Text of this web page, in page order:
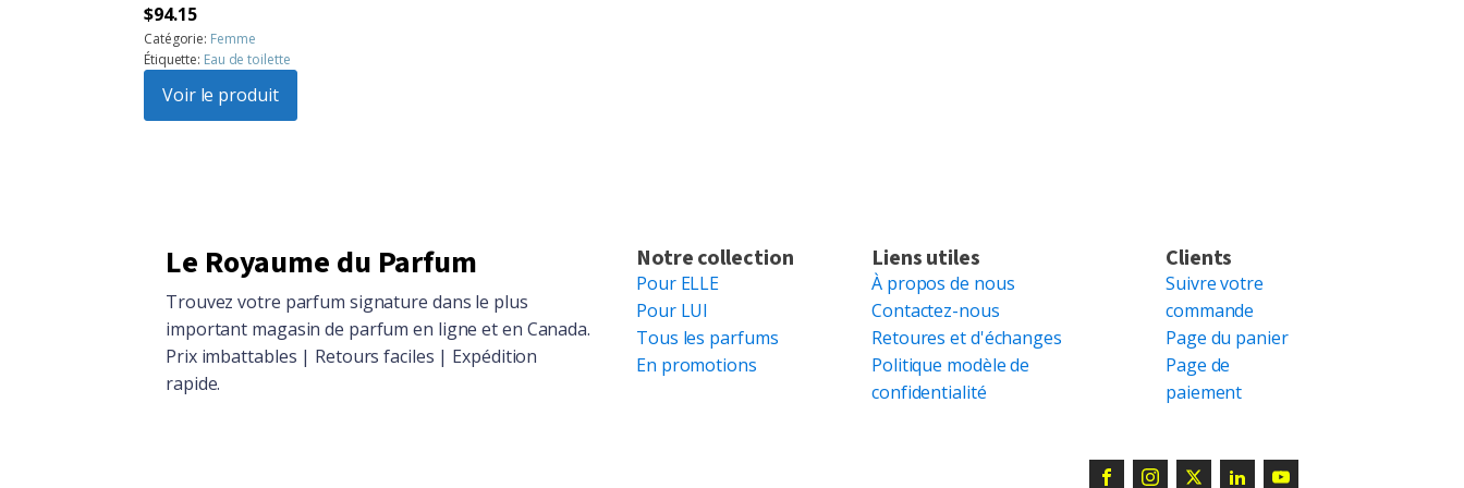
Le
prix
initial
était :
$104.86.
$94.15Le
prix
actuel
est :
$94.15.
Catégorie: Femme
Étiquette: Eau de toilette
Voir le produit
Le Royaume du Parfum
Trouvez votre parfum signature dans le plus
important magasin de parfum en ligne et en Canada.
Prix imbattables | Retours faciles | Expédition
rapide.
Notre collection
Pour ELLE
Pour LUI
Tous les parfums
En promotions
Liens utiles
À propos de nous
Contactez-nous
Retoures et d'échanges
Politique modèle de
confidentialité
Clients
Suivre votre
commande
Page du panier
Page de
paiement